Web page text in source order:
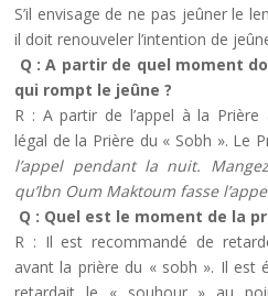
S’il envisage de ne pas jeûner le
il doit renouveler l’intention de
Q : A partir de quel moment
qui rompt le jeûne ?
R : A partir de l’appel à la Prière
légal de la Prière du « Sobh ». Le
l’appel pendant la nuit.
qu’Ibn Oum Maktoum fasse
Q : Quel est le moment de la
R : Il est recommandé de
avant la prière du « sobh ». Il est
retardait le « souhour » au